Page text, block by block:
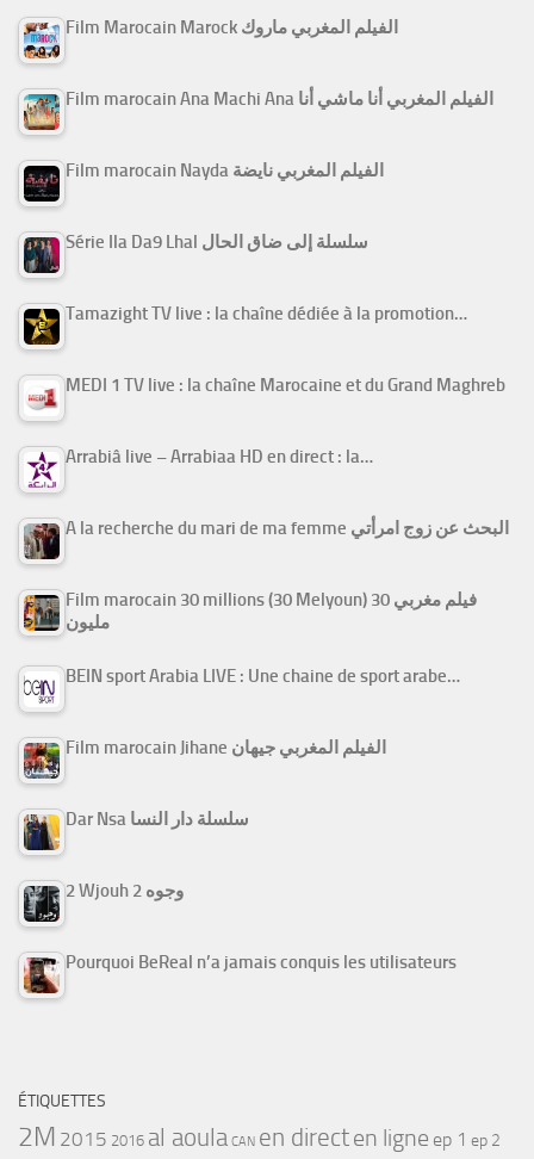
Film Marocain Marock الفيلم المغربي ماروك
Film marocain Ana Machi Ana الفيلم المغربي أنا ماشي أنا
Film marocain Nayda الفيلم المغربي نايضة
Série Ila Da9 Lhal سلسلة إلى ضاق الحال
Tamazight TV live : la chaîne dédiée à la promotion…
MEDI 1 TV live : la chaîne Marocaine et du Grand Maghreb
Arrabiâ live – Arrabiaa HD en direct : la…
A la recherche du mari de ma femme البحث عن زوج امرأتي
Film marocain 30 millions (30 Melyoun) فيلم مغربي 30
مليون
BEIN sport Arabia LIVE : Une chaine de sport arabe…
Film marocain Jihane الفيلم المغربي جيهان
Dar Nsa سلسلة دار النسا
2 Wjouh 2 وجوه
Pourquoi BeReal n’a jamais conquis les utilisateurs
ÉTIQUETTES
2M 2015 2016 al aoula CAN en directen ligne ep 1 ep 2